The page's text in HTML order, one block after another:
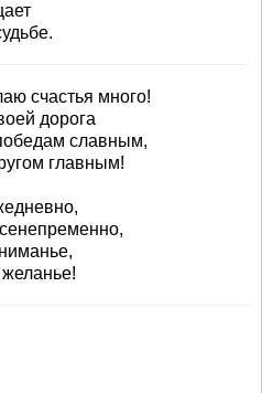
счастья много!
дорога
славным,
главным!